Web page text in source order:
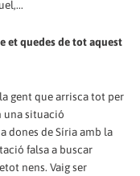
et quedes de tot aquest
gent que arrisca tot per
una situació
dones de Síria amb la
falsa a buscar
nens. Vaig ser